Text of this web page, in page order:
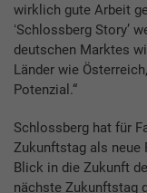
wirklich gute Arbeit
ʻSchlossberg Storyʼ
deutschen Marktes
Länder wie
Potenzial.“
Schlossberg hat für
Zukunftstag als neue
Blick in die Zukunft
nächste Zukunftstag